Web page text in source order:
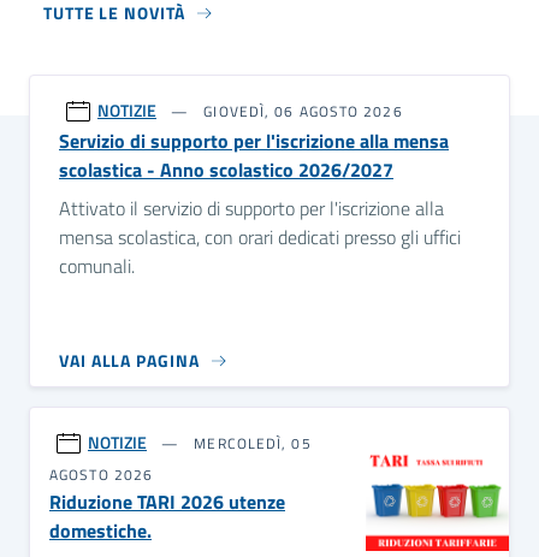
TUTTE LE NOVITÀ
NOTIZIE GIOVEDÌ, 06 AGOSTO 2026
Servizio di supporto per l'iscrizione alla mensa
scolastica - Anno scolastico 2026/2027
Attivato il servizio di supporto per l'iscrizione alla
mensa scolastica, con orari dedicati presso gli uffici
comunali.
VAI ALLA PAGINA
NOTIZIE
MERCOLEDÌ, 05
AGOSTO 2026
Riduzione TARI 2026 utenze
domestiche.